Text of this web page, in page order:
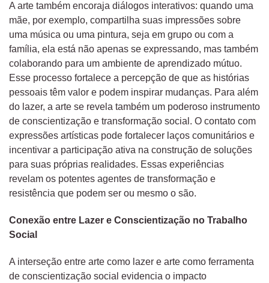
A arte também encoraja diálogos interativos: quando uma
mãe, por exemplo, compartilha suas impressões sobre
uma música ou uma pintura, seja em grupo ou com a
família, ela está não apenas se expressando, mas também
colaborando para um ambiente de aprendizado mútuo.
Esse processo fortalece a percepção de que as histórias
pessoais têm valor e podem inspirar mudanças. Para além
do lazer, a arte se revela também um poderoso instrumento
de conscientização e transformação social. O contato com
expressões artísticas pode fortalecer laços comunitários e
incentivar a participação ativa na construção de soluções
para suas próprias realidades. Essas experiências
revelam os potentes agentes de transformação e
resistência que podem ser ou mesmo o são.
Conexão entre Lazer e Conscientização no Trabalho
Social
A interseção entre arte como lazer e arte como ferramenta
de conscientização social evidencia o impacto